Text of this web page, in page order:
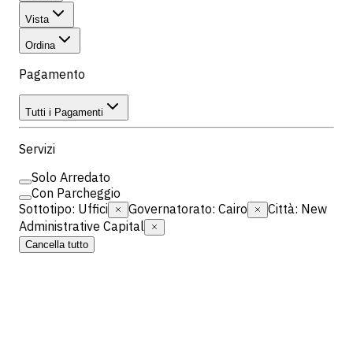
Vista
Ordina
Pagamento
Tutti i Pagamenti
Servizi
Solo Arredato
Con Parcheggio
Sottotipo: Uffici Governatorato: Cairo Città: New
Administrative Capital
Cancella tutto